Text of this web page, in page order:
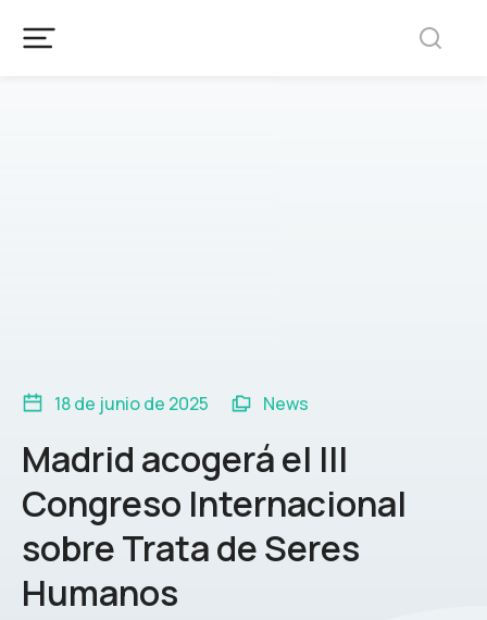
18 de junio de 2025 News
Madrid acogerá el III
Congreso Internacional
sobre Trata de Seres
Humanos